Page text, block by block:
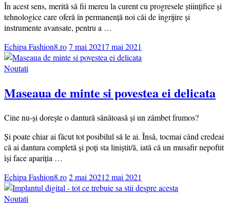
În acest sens, merită să fii mereu la curent cu progresele științifice și
tehnologice care oferă în permanență noi căi de îngrijire și
instrumente avansate, pentru a …
Echipa Fashion8.ro7 mai 20217 mai 2021
Noutati
Maseaua de minte si povestea ei delicata
Cine nu-și dorește o dantură sănătoasă și un zâmbet frumos?
Și poate chiar ai făcut tot posibilul să le ai. Însă, tocmai când credeai
că ai dantura completă și poți sta liniștit/ă, iată că un musafir nepoftit
își face apariția …
Echipa Fashion8.ro2 mai 20212 mai 2021
Noutati